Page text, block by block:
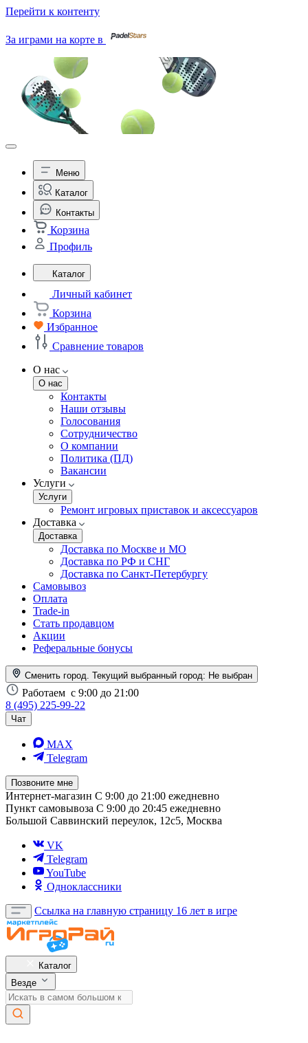
Перейти к контенту
За играми на корте в
Меню
Каталог
Контакты
Корзина
Профиль
Каталог
Личный кабинет
Корзина
Избранное
Сравнение товаров
О нас
О нас
Контакты
Наши отзывы
Голосования
Сотрудничество
О компании
Политика (ПД)
Вакансии
Услуги
Услуги
Ремонт игровых приставок и аксессуаров
Доставка
Доставка
Доставка по Москве и МО
Доставка по РФ и СНГ
Доставка по Санкт-Петербургу
Самовывоз
Оплата
Trade-in
Стать продавцом
Акции
Реферальные бонусы
Сменить город. Текущий выбранный город: Не выбран
Работаем с 9:00 до 21:00
8 (495) 225-99-22
Чат
MAX
Telegram
Позвоните мне
Интернет-магазин С 9:00 до 21:00 ежедневно
Пункт самовывоза С 9:00 до 20:45 ежедневно
Большой Саввинский переулок, 12с5, Москва
VK
Telegram
YouTube
Одноклассники
Ссылка на главную страницу 16 лет в игре
Каталог
Везде